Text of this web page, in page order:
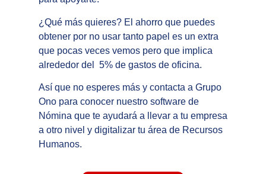
¿Qué más quieres? El ahorro que puedes
obtener por no usar tanto papel es un extra
que pocas veces vemos pero que implica
alrededor del
5% de gastos de oficina.
Así que no esperes más y contacta a Grupo
Onopara conocer nuestro software de
Nómina que te ayudará a llevar a tu empresa
a otro nivel y digitalizar tu área de Recursos
Humanos.